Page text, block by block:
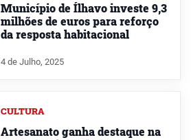
Município de Ílhavo investe 9,3
milhões de euros para reforço
da resposta habitacional
4 de Julho, 2025
CULTURA
Artesanato ganha destaque na